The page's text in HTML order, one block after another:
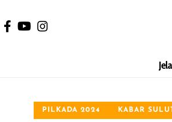
PILKADA 2024 KABAR SULUT